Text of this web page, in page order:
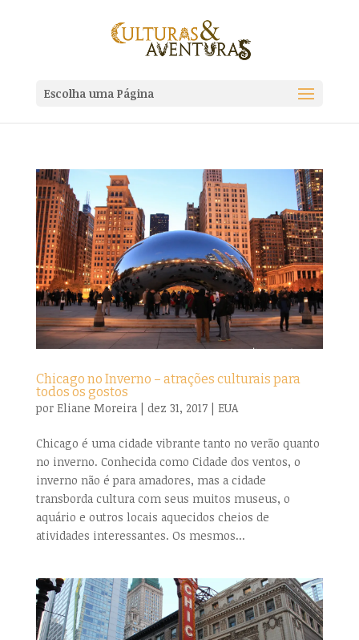
Escolha uma Página
Chicago no Inverno – atrações culturais para
todos os gostos
por Eliane Moreira| dez 31, 2017| EUA
Chicago é uma cidade vibrante tanto no verão quanto
no inverno. Conhecida como Cidade dos ventos, o
inverno não é para amadores, mas a cidade
transborda cultura com seus muitos museus, o
aquário e outros locais aquecidos cheios de
atividades interessantes. Os mesmos...